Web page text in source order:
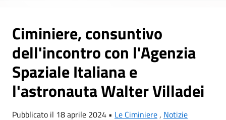
Ciminiere, consuntivo
dell'incontro con l'Agenzia
Spaziale Italiana e
l'astronauta Walter Villadei
Pubblicato il 18 aprile 2024 • Le Ciminiere, Notizie